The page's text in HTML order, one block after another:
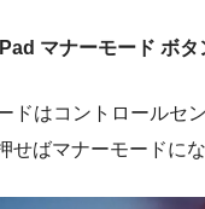
マナーモード ボタ
ドはコントロールセ
せばマナーモードにな